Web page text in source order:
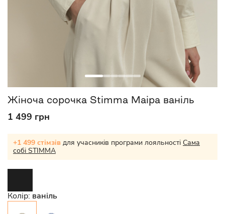
Жіноча сорочка Stimma Маіра ваніль
1 499 грн
+1 499 стімзів для учасників програми лояльності Сама
собі STIMMA
Колір: ваніль